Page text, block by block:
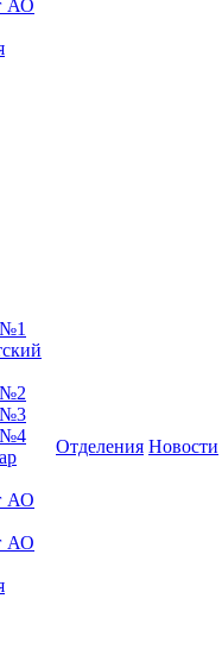
АО
№2
№3
№4
АО
АО
Отделения Новости